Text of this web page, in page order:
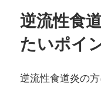
逆流性食
たいポイ
逆流性食道炎の